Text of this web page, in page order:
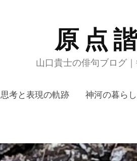
原点
山口貴士の俳句ブログ
思考と表現の軌跡 神河の暮らし